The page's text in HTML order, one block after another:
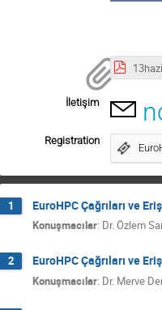
İletişim
Registration
1 EuroHPC Çağrıları ve
Konuşmacılar: Dr.Özlem
2 EuroHPC Çağrıları ve
Konuşmacılar: Dr. Merve